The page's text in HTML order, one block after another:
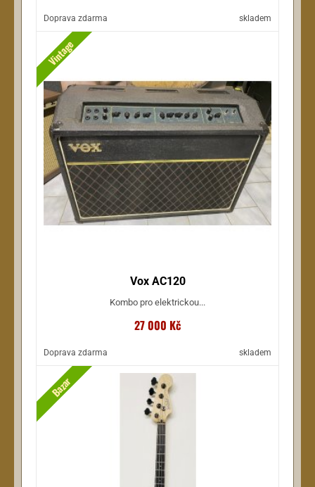
Doprava zdarma skladem
Vox AC120
Kombo pro elektrickou...
27 000 Kč
Vintage
Doprava zdarma skladem
Bazar